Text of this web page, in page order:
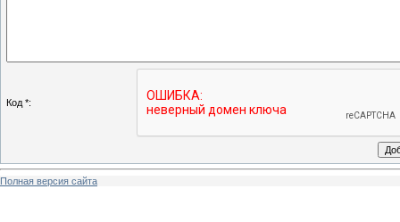
Код *:
Полная версия сайта